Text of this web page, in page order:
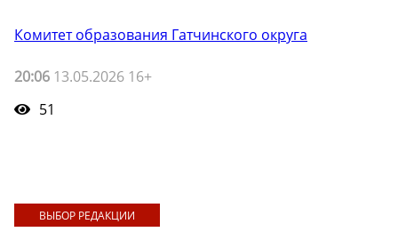
Комитет образования Гатчинского округа
20:06 13.05.2026 16+
51
ВЫБОР РЕДАКЦИИ